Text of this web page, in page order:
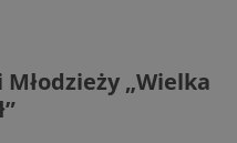
„Wielka